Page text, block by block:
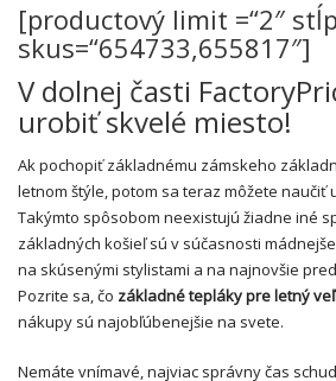
[productový limit =“2″
skus=“654733,655817″]
V dolnej časti
urobiť skvelé miesto!
Ak pochopiť základnému zámskeho
letnom štýle, potom sa teraz môžete naučiť
Takýmto spôsobom neexistujú žiadne iné
základných košieľ sú v súčasnosti
na skúsenými stylistami a na najnovšie
Pozrite sa, čo základné tepláky pre letný
nákupy sú najobľúbenejšie na svete.
Nemáte vnímavé, najviac správny čas